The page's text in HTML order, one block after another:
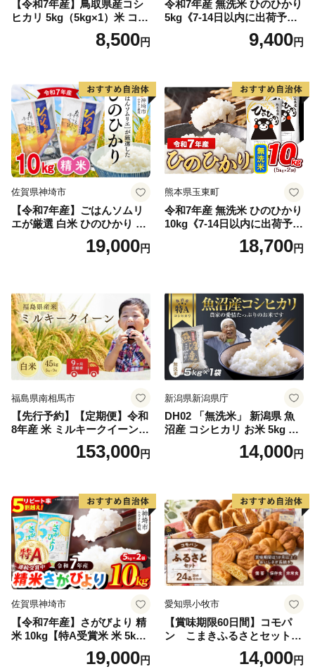
【令和7年産】鳥取県産コシ
ヒカリ 5kg（5kg×1）米 コシ
ヒカリ こしひかり お米 白米
精米 5キロ おこめ こめ コメ
野町産 Elevation
8,500円
令和7年産 無洗米 ひのひかり
5kg《7-14日以内に出荷予定
(土日祝除く)》コメ 米 無洗米
高レビュー｜人気米 熊本県
9,400円
佐賀県神埼市
【令和7年産】ごはんソムリ
エが厳選 白米 ひのひかり 10
米 10kg 5kg×2 ひのひかり ブ
19,000円
熊本県玉東町
令和7年産 無洗米 ひのひかり
10kg《7-14日以内に出荷予定
(土日祝除く)》コメ 米 無洗米
令和7年産 高レビュー｜人気
18,700円
福島県南相馬市
【先行予約】【定期便】令和
8年産 米 ミルキークイーン
白米 45kg (5kg×9回) | ミルキ
ークイーン 米5kg 福島 福島
福島県 南相馬市 cu006-ae
153,000円
新潟県新潟県庁
DH02 「無洗米」 新潟県 魚
沼産 コシヒカリ お米 5kg こ
しひかり 精米 米（お米の美
味しい炊き方ガイド付き）
14,000円
佐賀県神埼市
【令和7年産】さがびより 精
米 10kg【特A受賞米 米 5kg×
2袋 お米 コメ こめ 国産 美味
しい ブランド米 人気 ランキ
19,000円
愛知県小牧市
【賞味期限60日間】コモパ
ン こまきふるさとセット
（24個入り）／災害用備蓄
保存食 非常食 防災グッズに
14,000円